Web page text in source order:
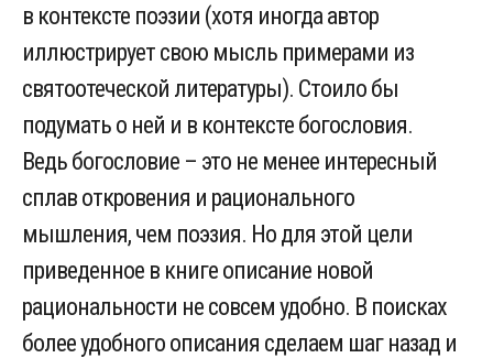
в контексте поэзии (хотя иногда автор
иллюстрирует свою мысль примерами из
святоотеческой литературы). Стоило бы
подумать о ней и в контексте богословия.
Ведь богословие – это не менее интересный
сплав откровения и рационального
мышления, чем поэзия. Но для этой цели
приведенное в книге описание новой
рациональности не совсем удобно. В поисках
более удобного описания сделаем шаг назад и